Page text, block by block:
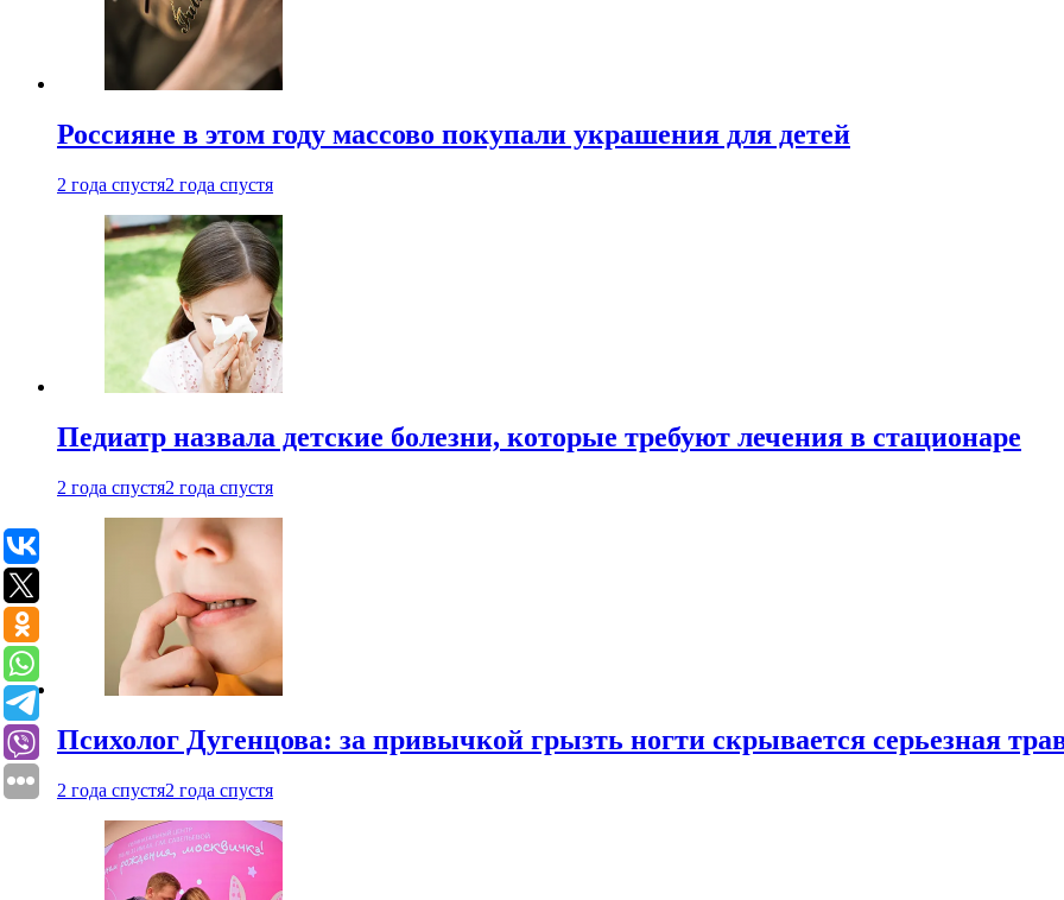
Россияне в этом году массово покупали украшения для детей
2 года спустя2 года спустя
Педиатр назвала детские болезни, которые требуют лечения в стационаре
2 года спустя2 года спустя
Психолог Дугенцова: за привычкой грызть ногти скрывается серьезная
2 года спустя2 года спустя